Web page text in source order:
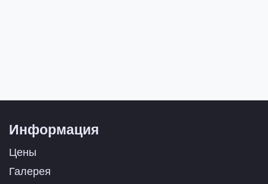
Информация
Цены
Галерея